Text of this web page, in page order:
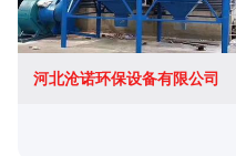
河北沧诺环保设备有限公司